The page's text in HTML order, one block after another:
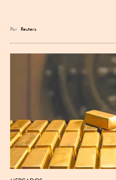
Por Reuters